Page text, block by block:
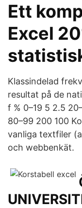
Ett
Excel
Klassindelad
resultat på de
f % 0–19 5 2.5
80–99 200 100
vanliga textfiler
och webbenkät.